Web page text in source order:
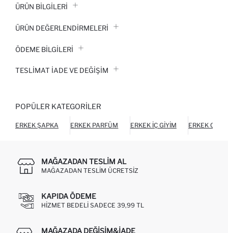
ÜRÜN BILGILERI
ÜRÜN DEĞERLENDİRMELERİ
ÖDEME BİLGİLERİ
TESLIMAT İADE VE DEĞIŞIM
POPÜLER KATEGORILER
ERKEK ŞAPKA ERKEK PARFÜM ERKEK İÇ GIYIM ERKEK
MAĞAZADAN TESLIM AL
MAĞAZADAN TESLIM ÜCRETSIZ
KAPIDA ÖDEME
HIZMET BEDELI SADECE 39,99 TL
MAĞAZADA DEĞIŞIM&İADE